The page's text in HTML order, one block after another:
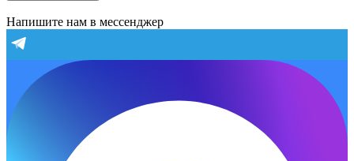
Напишите нам в мессенджер